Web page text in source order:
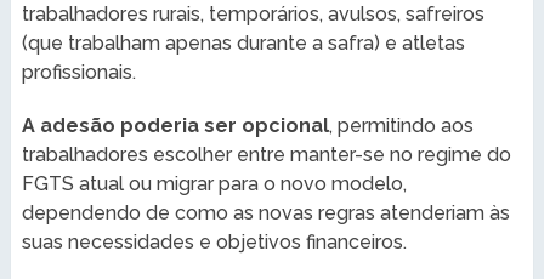
trabalhadores rurais, temporários, avulsos, safreiros
(que trabalham apenas durante a safra) e atletas
profissionais.
A adesão poderia ser opcional, permitindo aos
trabalhadores escolher entre manter-se no regime do
FGTS atual ou migrar para o novo modelo,
dependendo de como as novas regras atenderiam às
suas necessidades e objetivos financeiros.